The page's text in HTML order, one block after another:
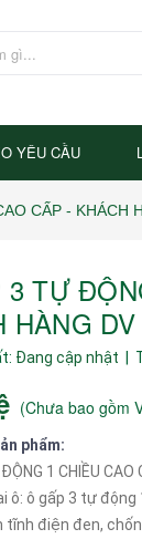
YÊU CẦU
CẤP - KHÁCH
3 TỰ
HÀNG
Đang cập nhật |
(Chưa bao gồm
phẩm:
1 CHIỀU CAO
ô: ô gấp 3 tự
tĩnh điện đen,